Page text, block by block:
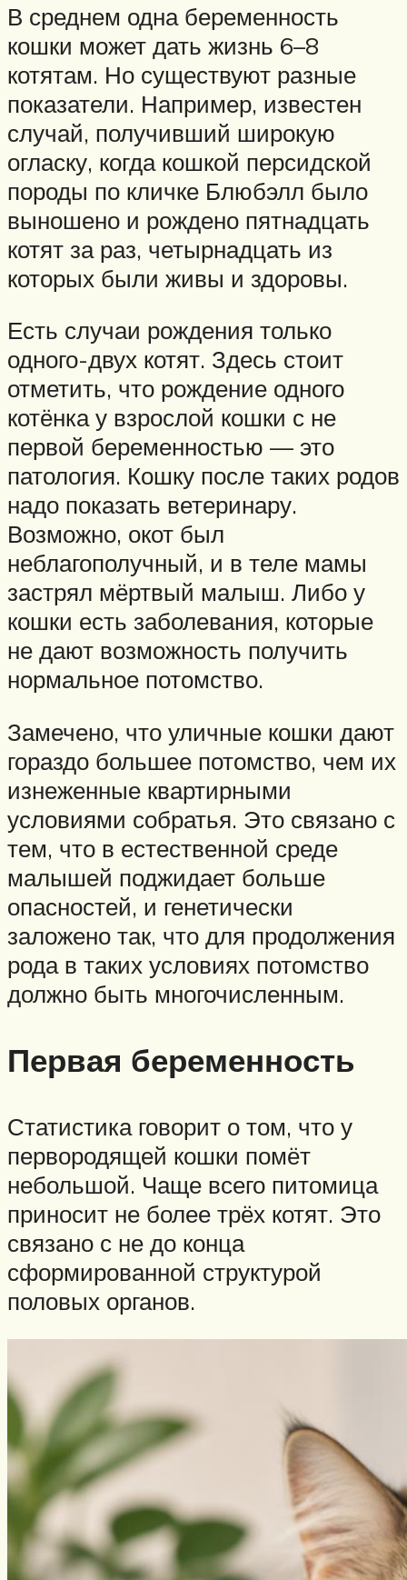
В среднем одна беременность
кошки может дать жизнь 6–8
котятам. Но существуют разные
показатели. Например, известен
случай, получивший широкую
огласку, когда кошкой персидской
породы по кличке Блюбэлл было
выношено и рождено пятнадцать
котят за раз, четырнадцать из
которых были живы и здоровы.
Есть случаи рождения только
одного-двух котят. Здесь стоит
отметить, что рождение одного
котёнка у взрослой кошки с не
первой беременностью — это
патология. Кошку после таких родов
надо показать ветеринару.
Возможно, окот был
неблагополучный, и в теле мамы
застрял мёртвый малыш. Либо у
кошки есть заболевания, которые
не дают возможность получить
нормальное потомство.
Замечено, что уличные кошки дают
гораздо большее потомство, чем их
изнеженные квартирными
условиями собратья. Это связано с
тем, что в естественной среде
малышей поджидает больше
опасностей, и генетически
заложено так, что для продолжения
рода в таких условиях потомство
должно быть многочисленным.
Первая беременность
Статистика говорит о том, что у
первородящей кошки помёт
небольшой. Чаще всего питомица
приносит не более трёх котят. Это
связано с не до конца
сформированной структурой
половых органов.